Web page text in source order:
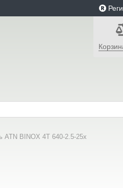
ATN BINOX 4T 640-2.5-25x